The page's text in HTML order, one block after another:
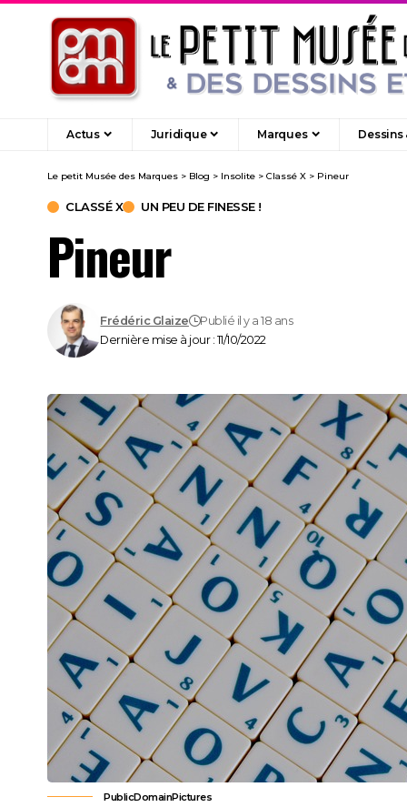
Actus Juridique Marques Dessins
Le petit Musée des Marques > Blog > Insolite > Classé X > Pineur
CLASSÉ X UN PEU DE FINESSE !
Pineur
Dernière mise à jour : 11/10/2022
Frédéric Glaize Publié il y a 18 ans
PublicDomainPictures